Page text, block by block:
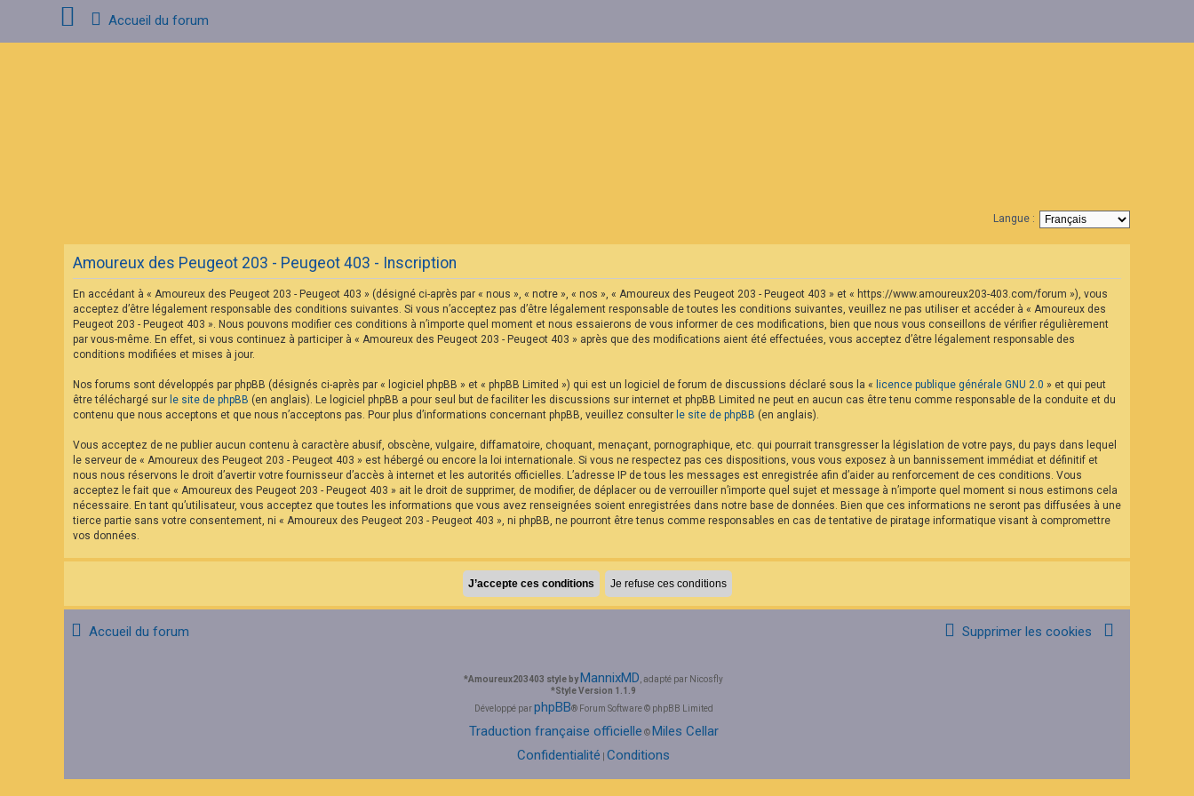
Accueil du forum
Langue :
Amoureux des Peugeot 203 - Peugeot 403 - Inscription
En accédant à « Amoureux des Peugeot 203 - Peugeot 403 » (désigné ci-après par « nous », « notre », « nos », « Amoureux des Peugeot 203 - Peugeot 403 » et « https://www.amoureux203-403.com/forum »), vous
acceptez d’être légalement responsable des conditions suivantes. Si vous n’acceptez pas d’être légalement responsable de toutes les conditions suivantes, veuillez ne pas utiliser et accéder à « Amoureux des
Peugeot 203 - Peugeot 403 ». Nous pouvons modifier ces conditions à n’importe quel moment et nous essaierons de vous informer de ces modifications, bien que nous vous conseillons de vérifier régulièrement
par vous-même. En effet, si vous continuez à participer à « Amoureux des Peugeot 203 - Peugeot 403 » après que des modifications aient été effectuées, vous acceptez d’être légalement responsable des
conditions modifiées et mises à jour.
Nos forums sont développés par phpBB (désignés ci-après par « logiciel phpBB » et « phpBB Limited ») qui est un logiciel de forum de discussions déclaré sous la « licence publique générale GNU 2.0 » et qui peut
être téléchargé sur le site de phpBB (en anglais). Le logiciel phpBB a pour seul but de faciliter les discussions sur internet et phpBB Limited ne peut en aucun cas être tenu comme responsable de la conduite et du
contenu que nous acceptons et que nous n’acceptons pas. Pour plus d’informations concernant phpBB, veuillez consulter le site de phpBB (en anglais).
Vous acceptez de ne publier aucun contenu à caractère abusif, obscène, vulgaire, diffamatoire, choquant, menaçant, pornographique, etc. qui pourrait transgresser la législation de votre pays, du pays dans lequel
le serveur de « Amoureux des Peugeot 203 - Peugeot 403 » est hébergé ou encore la loi internationale. Si vous ne respectez pas ces dispositions, vous vous exposez à un bannissement immédiat et définitif et
nous nous réservons le droit d’avertir votre fournisseur d’accès à internet et les autorités officielles. L’adresse IP de tous les messages est enregistrée afin d’aider au renforcement de ces conditions. Vous
acceptez le fait que « Amoureux des Peugeot 203 - Peugeot 403 » ait le droit de supprimer, de modifier, de déplacer ou de verrouiller n’importe quel sujet et message à n’importe quel moment si nous estimons cela
nécessaire. En tant qu’utilisateur, vous acceptez que toutes les informations que vous avez renseignées soient enregistrées dans notre base de données. Bien que ces informations ne seront pas diffusées à une
tierce partie sans votre consentement, ni « Amoureux des Peugeot 203 - Peugeot 403 », ni phpBB, ne pourront être tenus comme responsables en cas de tentative de piratage informatique visant à compromettre
vos données.
Accueil du forum Supprimer les cookies
*Amoureux203403 style byMannixMD , adapté par Nicosfly
*Style Version 1.1.9
Développé parphpBB® Forum Software © phpBB Limited
Traduction française officielle ©Miles Cellar
Confidentialité Conditions